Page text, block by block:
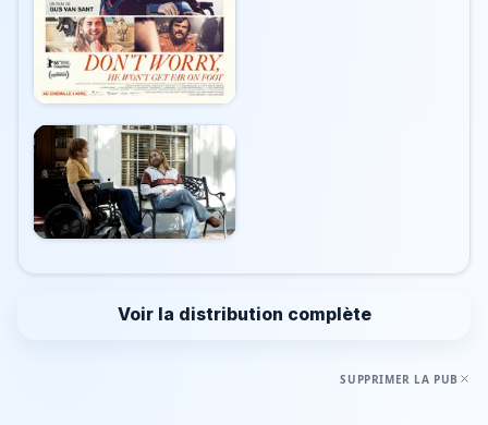
Voir la distribution complète
SUPPRIMER LA PUB